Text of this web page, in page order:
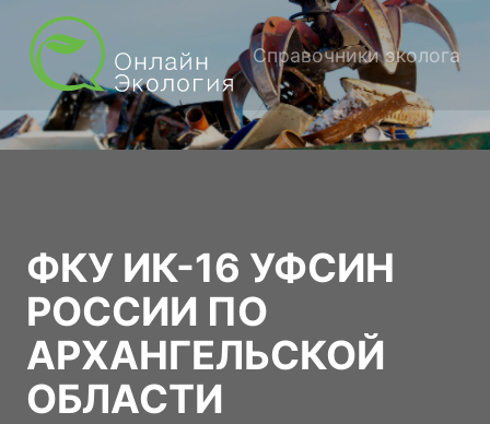
Справочники эколога
ФКУ ИК-16 УФСИН
РОССИИ ПО
АРХАНГЕЛЬСКОЙ
ОБЛАСТИ